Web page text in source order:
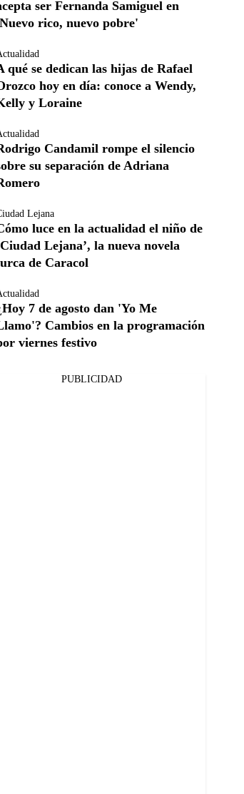
ser Fernanda Samiguel en
rico, nuevo pobre'
qué se dedican las hijas de Rafael
hoy en día: conoce a Wendy,
y Loraine
Candamil rompe el silencio
su separación de Adriana
Lejana
luce en la actualidad el niño de
Lejana’, la nueva novela
de Caracol
7 de agosto dan 'Yo Me
Cambios en la programación
viernes festivo
PUBLICIDAD